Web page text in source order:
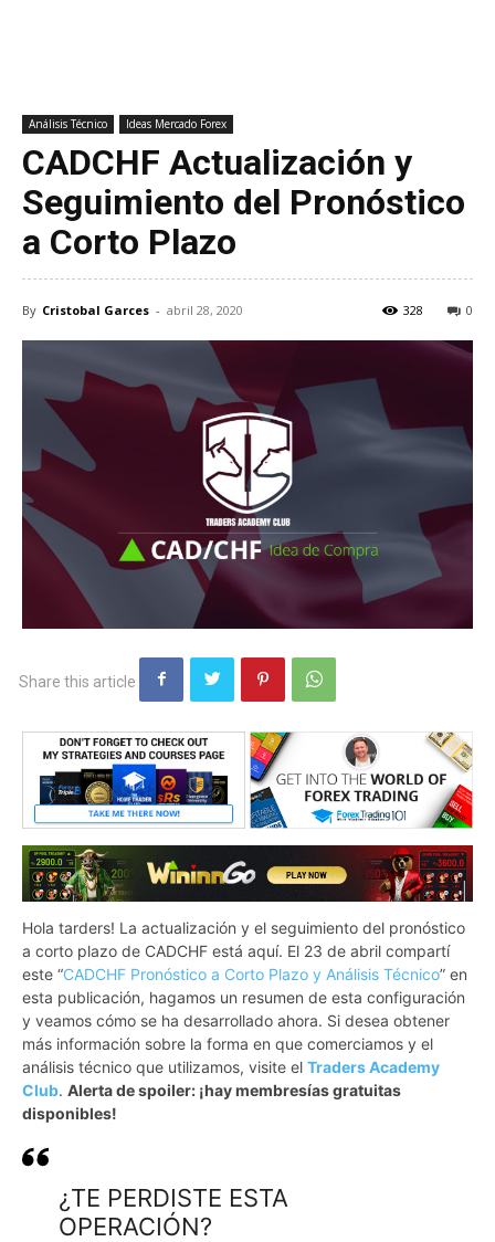
Análisis Técnico Ideas Mercado Forex
CADCHF Actualización y
Seguimiento del Pronóstico
a Corto Plazo
By Cristobal Garces - abril 28, 2020 0
328
Hola tarders! La actualización y el seguimiento del pronóstico
a corto plazo de CADCHF está aquí. El 23 de abril compartí
este “CADCHF Pronóstico a Corto Plazo y Análisis Técnico” en
esta publicación, hagamos un resumen de esta configuración
y veamos cómo se ha desarrollado ahora. Si desea obtener
más información sobre la forma en que comerciamos y el
análisis técnico que utilizamos, visite el Traders Academy
Club. Alerta de spoiler: ¡hay membresías gratuitas
disponibles!
¿TE PERDISTE ESTA
OPERACIÓN?